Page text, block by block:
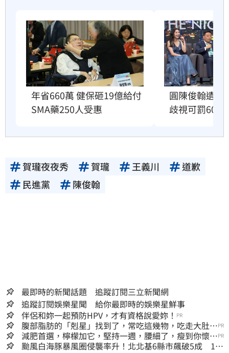
年省660萬 健保砸19億給付
SMA藥250人受惠
圓陳俊翰遺志
歧視可罰60萬
賀瓏夜夜秀 賀瓏 王義川
道歉
民進黨
陳俊翰
最即時的新聞話題 追蹤訂閱三立新聞網
追蹤訂閱娛樂星聞 給你最即時的娛樂星鮮事
伴侶和妳一起預防HPV，才有資格說愛妳！ PR
腹部脂肪的「剋星」找到了，常吃這幾物，吃走大肚
囊，瘦出小蠻腰
PR
減肥首選，檸檬加它，堅持一週，腰細了，瘦到你懷疑
人生
PR
颱風白海豚暴風圈侵襲率升！北北基6縣市飆破5成 1縣